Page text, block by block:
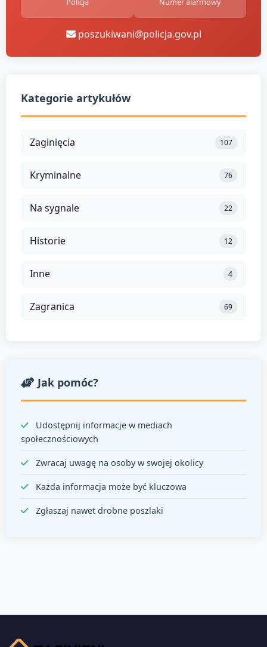
poszukiwani@policja.gov.pl
Kategorie artykułów
Zaginięcia 107
Kryminalne 76
Na sygnale 22
Historie 12
Inne 4
Zagranica 69
Jak pomóc?
Udostępnij informacje w mediach
społecznościowych
Zwracaj uwagę na osoby w swojej okolicy
Każda informacja może być kluczowa
Zgłaszaj nawet drobne poszlaki